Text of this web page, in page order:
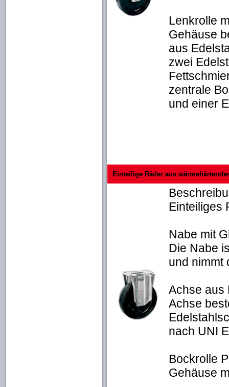
Lenkrolle
Gehäuse
aus
zwei
zentrale
und einer
Einteilige Räder aus
Einteiliges
Nabe mit
Die Nabe
und nimmt
Achse aus
Achse
nach UNI
Bockrolle
Gehäuse